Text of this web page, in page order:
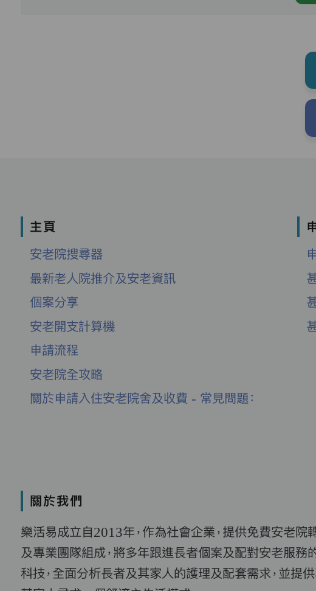
主頁
安老院搜尋器
最新老人院推介及安老資訊
個案分享
安老開支計算機
申請流程
安老院全攻略
關於申請入住安老院舍及收費 - 常見問題：
關於我們
樂活易成立自2013年，作為社會企業，提供免費安老院
及專業團隊組成，將多年跟進長者個案及配對安老服務
科技，全面分析長者及其家人的護理及配套需求，並提